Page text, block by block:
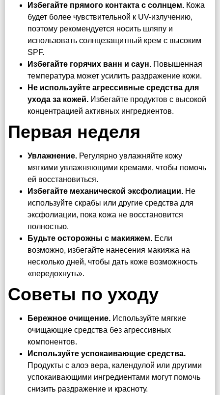
Избегайте прямого контакта с солнцем. Кожа
будет более чувствительной к UV-излучению,
поэтому рекомендуется носить шляпу и
использовать солнцезащитный крем с высоким
SPF.
Избегайте горячих ванн и саун. Повышенная
температура может усилить раздражение кожи.
Не используйте агрессивные средства для
ухода за кожей. Избегайте продуктов с высокой
концентрацией активных ингредиентов.
Первая неделя
Увлажнение. Регулярно увлажняйте кожу
мягкими увлажняющими кремами, чтобы помочь
ей восстановиться.
Избегайте механической эксфолиации. Не
используйте скрабы или другие средства для
эксфолиации, пока кожа не восстановится
полностью.
Будьте осторожны с макияжем. Если
возможно, избегайте нанесения макияжа на
несколько дней, чтобы дать коже возможность
«передохнуть».
Советы по уходу
Бережное очищение. Используйте мягкие
очищающие средства без агрессивных
компонентов.
Используйте успокаивающие средства.
Продукты с алоэ вера, календулой или другими
успокаивающими ингредиентами могут помочь
снизить раздражение и красноту.